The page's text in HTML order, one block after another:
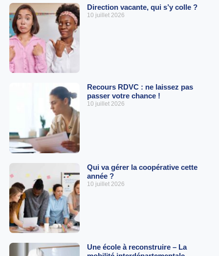
Direction vacante, qui s’y colle ?
10 juillet 2026
Recours RDVC : ne laissez pas
passer votre chance !
10 juillet 2026
Qui va gérer la coopérative cette
année ?
10 juillet 2026
Une école à reconstruire – La